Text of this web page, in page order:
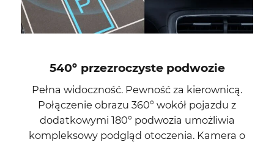
540° przezroczyste podwozie
Pełna widoczność. Pewność za kierownicą.
Połączenie obrazu 360° wokół pojazdu z
dodatkowymi 180° podwozia umożliwia
kompleksowy podgląd otoczenia. Kamera o